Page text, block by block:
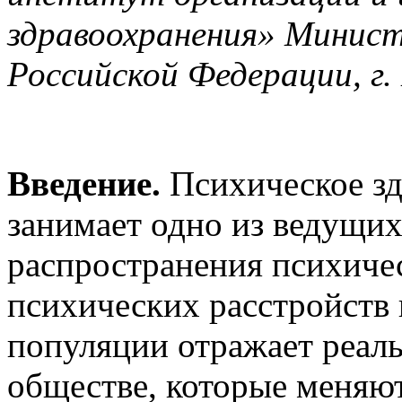
здравоохранения»
Российской Федерации,
Введение. Психическое
занимает одно из
распространения
психических
популяции отражает
обществе, которые